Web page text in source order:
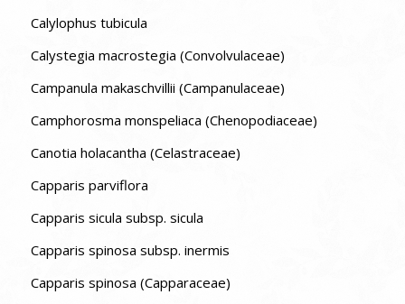
Calylophus tubicula
Calystegia macrostegia (Convolvulaceae)
Campanula makaschvillii (Campanulaceae)
Camphorosma monspeliaca (Chenopodiaceae)
Canotia holacantha (Celastraceae)
Capparis parviflora
Capparis sicula subsp. sicula
Capparis spinosa subsp. inermis
Capparis spinosa (Capparaceae)